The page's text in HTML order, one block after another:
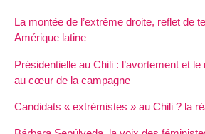
La montée de l’extrême droite, reflet de
Amérique latine
Présidentielle au Chili : l’avortement et
au cœur de la campagne
Candidats « extrémistes » au Chili ? la